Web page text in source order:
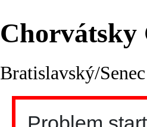
Chorvátsky
Bratislavský/Senec